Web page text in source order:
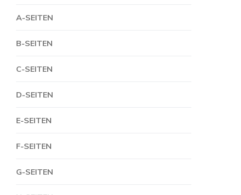
A-SEITEN
B-SEITEN
C-SEITEN
D-SEITEN
E-SEITEN
F-SEITEN
G-SEITEN